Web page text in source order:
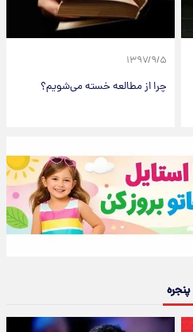
۱۳۹۷/۹/۵
چرا از مطالعه خسته می‌شویم؟
پنجره